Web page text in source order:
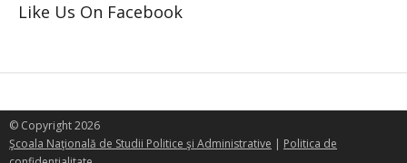
Like Us On Facebook
© Copyright 2026
Şcoala Naţională de Studii Politice şi Administrative | Politica de